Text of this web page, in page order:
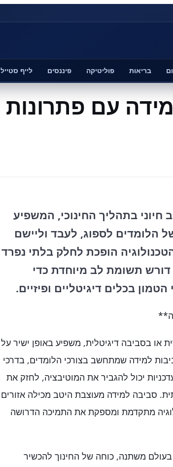
בריאות פוליטיקה פיננסים לייף סטייל
עם פתרונות
חיוני בתהליך החינוכי, המשפיע
הלומדים לספוג, לעבד וליישם
הופכת לחלק בלתי נפרד
דורש תשומת לב מיוחדת כדי
בכלים דיגיטליים ופיזיים.
או בסביבה דיגיטלית, משפיע באופן ישיר על
למידה שמתחשב בצורכי הלומדים, בדרכי
יכול להגביר את המוטיבציה, לחזק את
סביבה למידה מעוצבת היטב מכילה אזורים
מתקדמת ומספקת את התמיכה הדרושה
בעולם משתנה, כוחה של החינוך להכשיר